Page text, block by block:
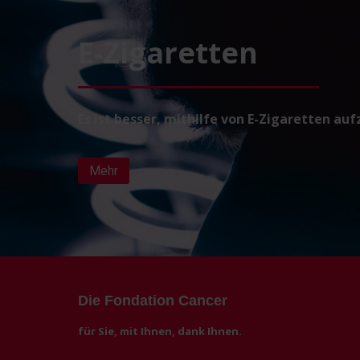
E-Zigaretten
Es ist besser, mithilfe von E-Zigaretten
Mehr
Die Fondation Cancer
für Sie, mit Ihnen, dank Ihnen.